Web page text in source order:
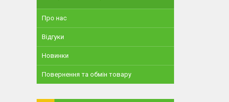
Про нас
Відгуки
Новинки
Повернення та обмін товару